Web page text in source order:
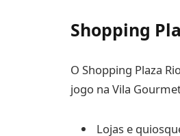
Shopping
O Shopping Plaza
jogo na Vila
Lojas e